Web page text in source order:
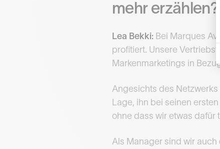
mehr erzählen?
Lea Bekki: Bei Marques
profitiert. Unsere
Markenmarketings in
Angesichts des
Lage, ihn bei seinen
ohne dass wir etwas dafür
Als Manager sind wir